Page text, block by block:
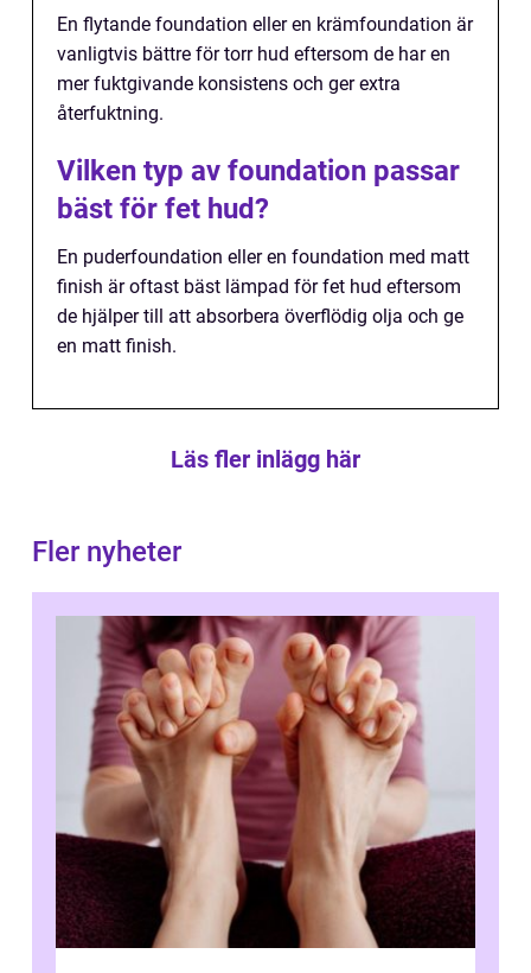
En flytande foundation eller en krämfoundation är
vanligtvis bättre för torr hud eftersom de har en
mer fuktgivande konsistens och ger extra
återfuktning.
Vilken typ av foundation passar
bäst för fet hud?
En puderfoundation eller en foundation med matt
finish är oftast bäst lämpad för fet hud eftersom
de hjälper till att absorbera överflödig olja och ge
en matt finish.
Läs fler inlägg här
Fler nyheter